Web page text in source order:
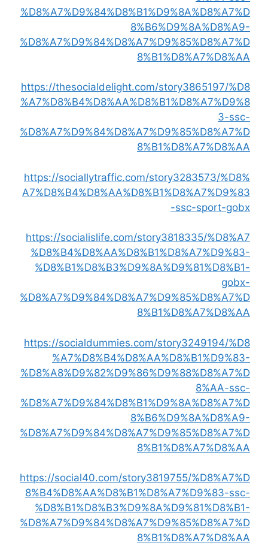
%D8%A7%D9%84%D8%B1%D9%8A%D8%A7%D
8%B6%D9%8A%D8%A9-
%D8%A7%D9%84%D8%A7%D9%85%D8%A7%D
8%B1%D8%A7%D8%AA
https://thesocialdelight.com/story3865197/%D8
%A7%D8%B4%D8%AA%D8%B1%D8%A7%D9%8
3-ssc-
%D8%A7%D9%84%D8%A7%D9%85%D8%A7%D
8%B1%D8%A7%D8%AA
https://sociallytraffic.com/story3283573/%D8%
A7%D8%B4%D8%AA%D8%B1%D8%A7%D9%83
-ssc-sport-gobx
https://socialislife.com/story3818335/%D8%A7
%D8%B4%D8%AA%D8%B1%D8%A7%D9%83-
%D8%B1%D8%B3%D9%8A%D9%81%D8%B1-
gobx-
%D8%A7%D9%84%D8%A7%D9%85%D8%A7%D
8%B1%D8%A7%D8%AA
https://socialdummies.com/story3249194/%D8
%A7%D8%B4%D8%AA%D8%B1%D9%83-
%D8%A8%D9%82%D9%86%D9%88%D8%A7%D
8%AA-ssc-
%D8%A7%D9%84%D8%B1%D9%8A%D8%A7%D
8%B6%D9%8A%D8%A9-
%D8%A7%D9%84%D8%A7%D9%85%D8%A7%D
8%B1%D8%A7%D8%AA
https://social40.com/story3819755/%D8%A7%D
8%B4%D8%AA%D8%B1%D8%A7%D9%83-ssc-
%D8%B1%D8%B3%D9%8A%D9%81%D8%B1-
%D8%A7%D9%84%D8%A7%D9%85%D8%A7%D
8%B1%D8%A7%D8%AA